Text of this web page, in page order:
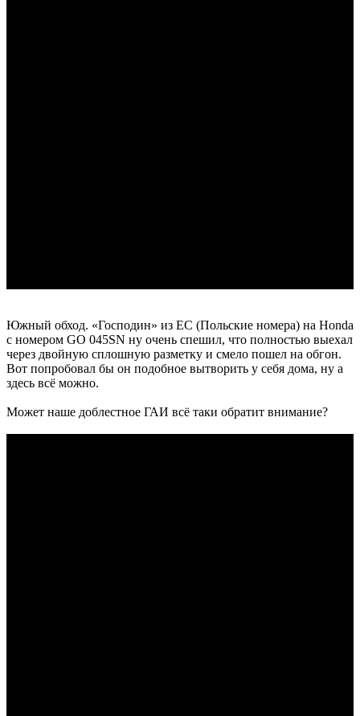
Южный обход. «Господин» из ЕС (Польские номера) на Honda
с номером GO 045SN ну очень спешил, что полностью выехал
через двойную сплошную разметку и смело пошел на обгон.
Вот попробовал бы он подобное вытворить у себя дома, ну а
здесь всё можно.
Может наше доблестное ГАИ всё таки обратит внимание?